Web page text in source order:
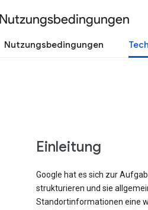
Nutzungsbedingungen
Einleitung
Google hat es sich zur
strukturieren und sie
Standortinformationen eine